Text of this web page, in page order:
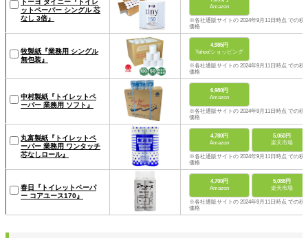
ットペーパー シングル 芯
なし 3倍』
Amazon
※各社通販サイトの 2024年9月11日時点 での税
価格
牧製紙『業務用 シングル
無包装』
4,985円
Yahoo!ショッピング
※各社通販サイトの 2024年9月11日時点 での税
価格
中村製紙『トイレットペ
ーパー 業務用 ソフト』
6,980円
Amazon
※各社通販サイトの 2024年9月11日時点 での税
価格
丸富製紙『トイレットペ
ーパー 業務用 ワンタッチ
芯なしロール』
4,780円
Amazon
5,060円
楽天市場
※各社通販サイトの 2024年9月11日時点 での税
価格
春日『トイレットペーパ
ー コアユース170』
4,700円
Amazon
5,088円
楽天市場
※各社通販サイトの 2024年9月11日時点 での税
価格